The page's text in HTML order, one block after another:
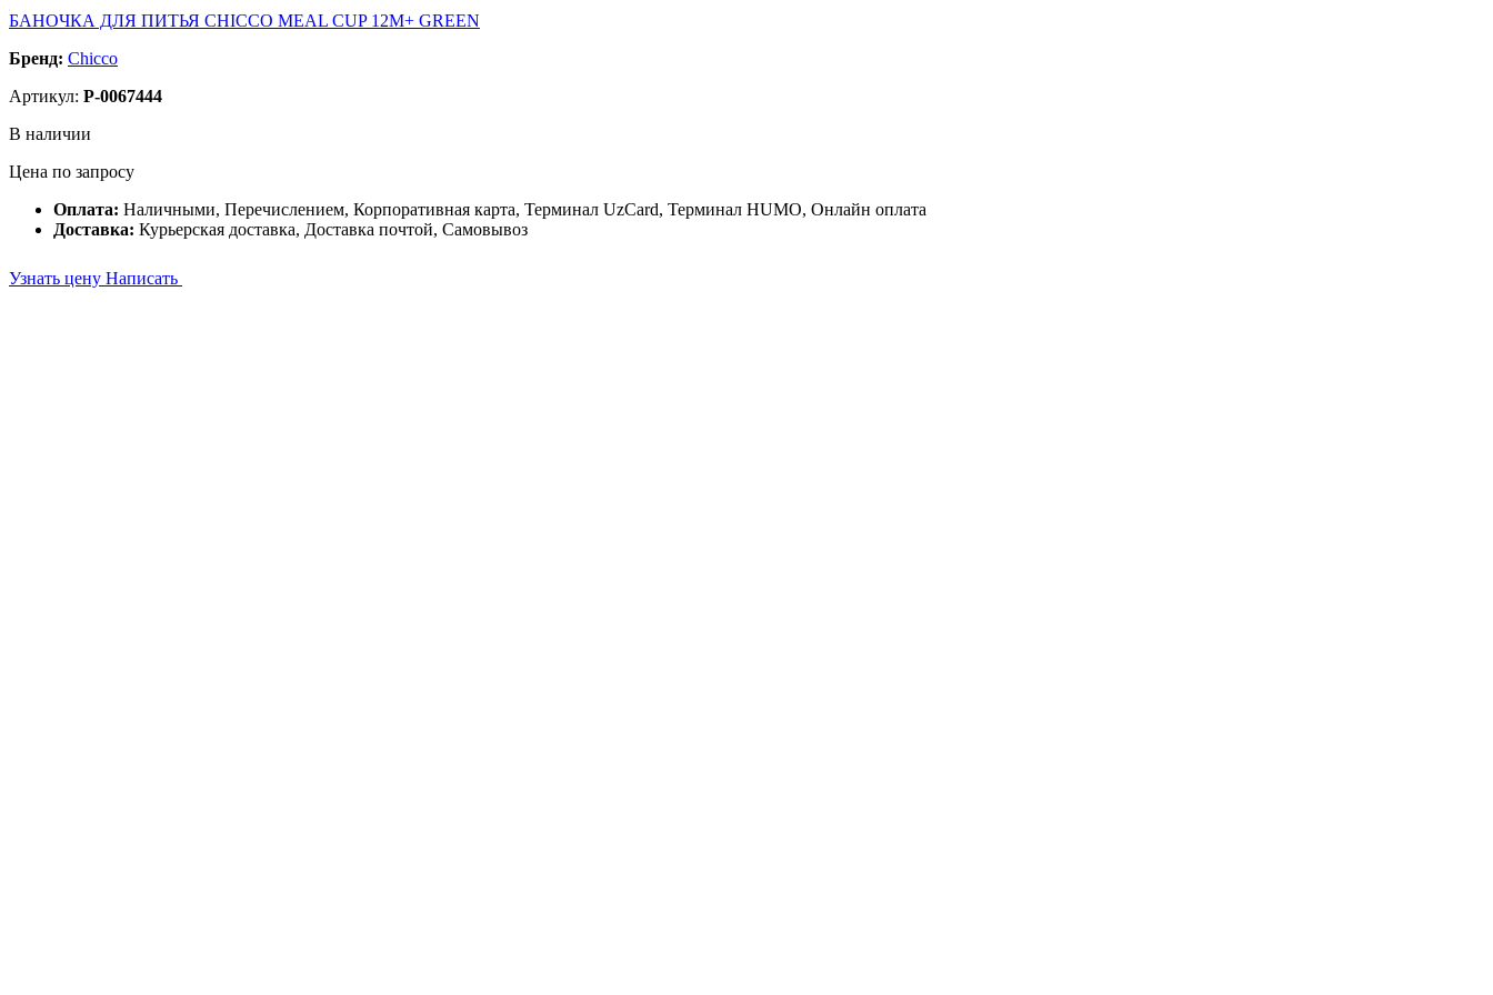
БАНОЧКА ДЛЯ ПИТЬЯ CHICCO MEAL CUP 12M+ GREEN
Бренд: Chicco
Артикул: P-0067444
В наличии
Цена по запросу
Оплата: Наличными, Перечислением, Корпоративная карта, Терминал UzCard, Терминал HUMO, Онлайн оплата
Доставка: Курьерская доставка, Доставка почтой, Самовывоз
Узнать цену Написать